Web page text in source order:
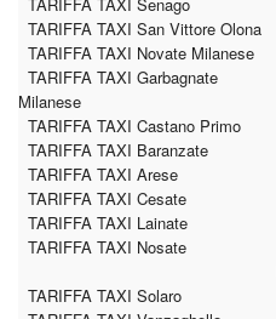
TARIFFA TAXI San Vittore Olona
TARIFFA TAXI Novate Milanese
TARIFFA TAXI Garbagnate
Milanese
TARIFFA TAXI Castano Primo
TARIFFA TAXI Baranzate
TARIFFA TAXI Arese
TARIFFA TAXI Cesate
TARIFFA TAXI Lainate
TARIFFA TAXI Nosate
TARIFFA TAXI Solaro